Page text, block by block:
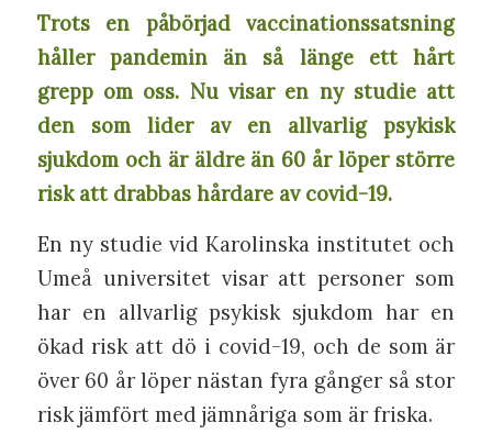
Trots en påbörjad vaccinationssatsning
håller pandemin än så länge ett hårt
grepp om oss. Nu visar en ny studie att
den som lider av en allvarlig psykisk
sjukdom och är äldre än 60 år löper större
risk att drabbas hårdare av covid-19.
En ny studie vid Karolinska institutet och
Umeå universitet visar att personer som
har en allvarlig psykisk sjukdom har en
ökad risk att dö i covid-19, och de som är
över 60 år löper nästan fyra gånger så stor
risk jämfört med jämnåriga som är friska.